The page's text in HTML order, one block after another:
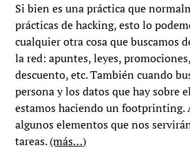
Si bien es una práctica que
prácticas de hacking, esto lo
cualquier otra cosa que buscamos
la red: apuntes, leyes,
descuento, etc. También cuando
persona y los datos que hay sobre
estamos haciendo un footprinting.
algunos elementos que nos
tareas.(más…)